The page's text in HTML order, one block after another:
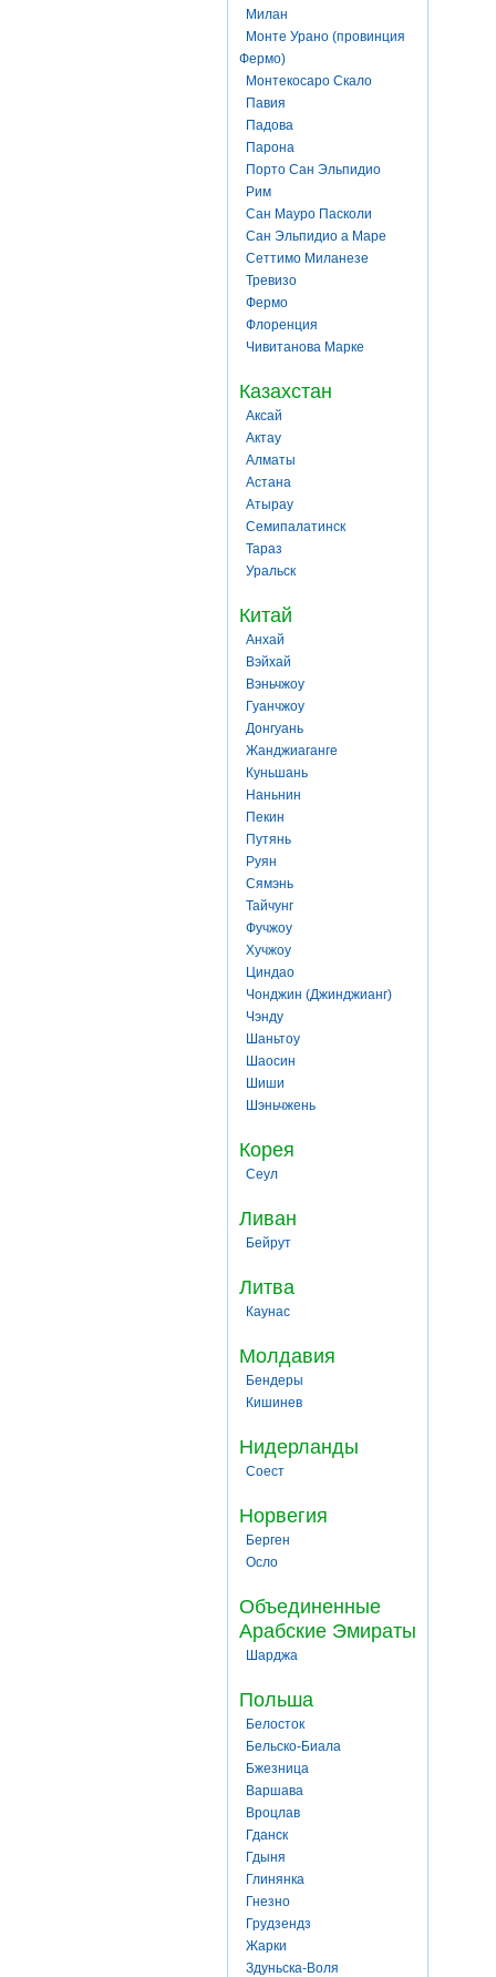
Милан
Монте Урано (провинция
Фермо)
Монтекосаро Скало
Павия
Падова
Парона
Порто Сан Эльпидио
Рим
Сан Мауро Пасколи
Сан Эльпидио а Маре
Сеттимо Миланезе
Тревизо
Фермо
Флоренция
Чивитанова Марке
Казахстан
Аксай
Актау
Алматы
Астана
Атырау
Семипалатинск
Тараз
Уральск
Китай
Анхай
Вэйхай
Вэньчжоу
Гуанчжоу
Донгуань
Жанджиаганге
Куньшань
Наньнин
Пекин
Путянь
Руян
Сямэнь
Тайчунг
Фучжоу
Хучжоу
Циндао
Чонджин (Джинджианг)
Чэнду
Шаньтоу
Шаосин
Шиши
Шэньчжень
Корея
Сеул
Ливан
Бейрут
Литва
Каунас
Молдавия
Бендеры
Кишинев
Нидерланды
Соест
Норвегия
Берген
Осло
Объединенные
Арабские Эмираты
Шарджа
Польша
Белосток
Бельско-Биала
Бжезница
Варшава
Вроцлав
Гданск
Гдыня
Глинянка
Гнезно
Грудзендз
Жарки
Здуньска-Воля